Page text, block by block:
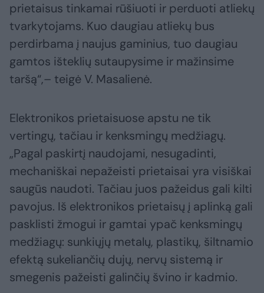
prietaisus tinkamai rūšiuoti ir perduoti atliekų
tvarkytojams. Kuo daugiau atliekų bus
perdirbama į naujus gaminius, tuo daugiau
gamtos išteklių sutaupysime ir mažinsime
taršą“,– teigė V. Masalienė.
Elektronikos prietaisuose apstu ne tik
vertingų, tačiau ir kenksmingų medžiagų.
„Pagal paskirtį naudojami, nesugadinti,
mechaniškai nepažeisti prietaisai yra visiškai
saugūs naudoti. Tačiau juos pažeidus gali kilti
pavojus. Iš elektronikos prietaisų į aplinką gali
pasklisti žmogui ir gamtai ypač kenksmingų
medžiagų: sunkiųjų metalų, plastikų, šiltnamio
efektą sukeliančių dujų, nervų sistemą ir
smegenis pažeisti galinčių švino ir kadmio.